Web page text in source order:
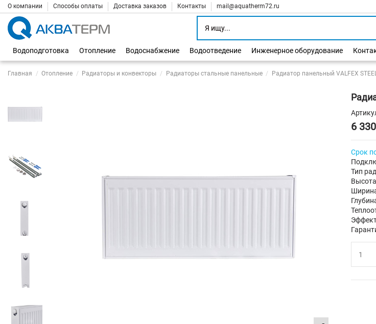
О компании Способы оплаты Доставка заказов Контакты mail@aquatherm72.ru
Водоподготовка
Отопление Водоснабжение Водоотведение Инженерное оборудование
Главная Отопление Радиаторы и конвекторы Радиаторы стальные панельные Радиатор панельный VALFEX
6
Срок
Тип